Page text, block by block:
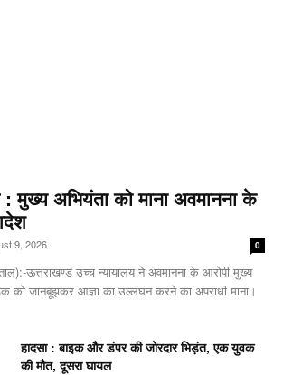
: मुख्य अभियंता को माना अवमानना के
9, 2026 0
ऊत्तराखण्ड उच्च न्यायालय ने अवमानना के आरोपी मुख्य
को जानबूझकर आज्ञा का उल्लंघन करने का अपराधी माना।
हादसा : बाइक और डंपर की जोरदार भिड़ंत, एक युवक
की मौत, दूसरा घायल